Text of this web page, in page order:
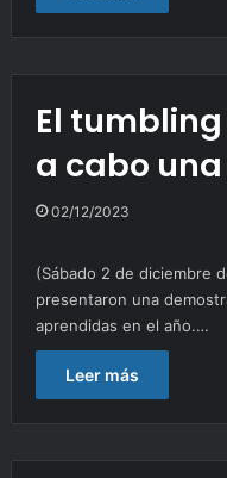
El
a cabo
02/12/2023
(Sábado 2 de diciembre
presentaron una
aprendidas en el año.…
Leer más